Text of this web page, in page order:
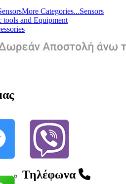
More Categories...Sensors
tools and Equipment
Τηλέφωνα